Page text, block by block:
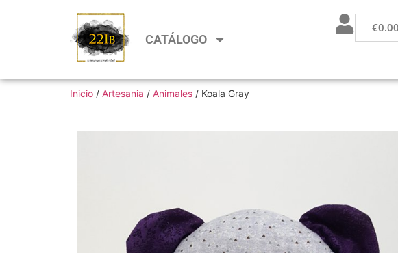
CATÁLOGO
€
Inicio / Artesania / Animales / Koala Gray